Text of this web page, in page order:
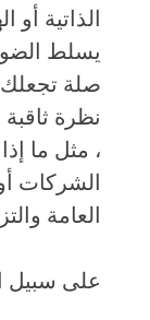
الذاتية أو
يسلط
صلة تجعلك
نظرة
، مثل ما
الشركات
العامة
على سبيل